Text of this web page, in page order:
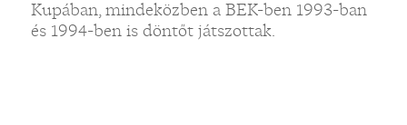
Kupában, mindeközben a BEK-ben 1993-ban
és 1994-ben is döntőt játszottak.